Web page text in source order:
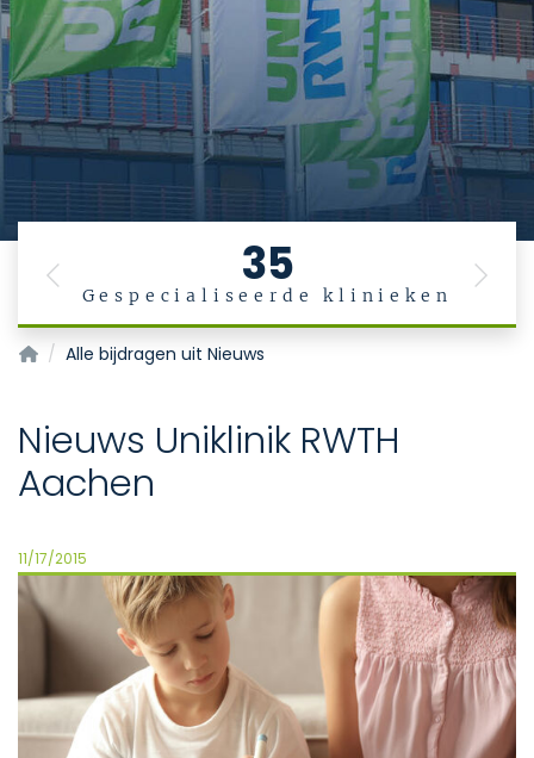
35
Gespecialiseerde klinieken
Previous Next
Startpagina
Alle bijdragen uit Nieuws
Nieuws Uniklinik RWTH
Aachen
11/17/2015